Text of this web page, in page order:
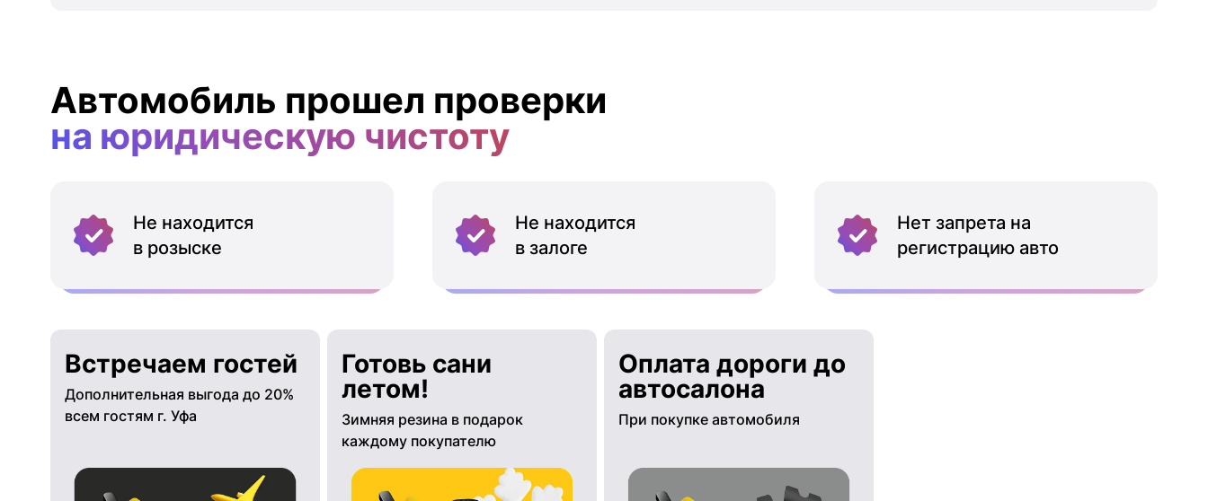
Автомобиль прошел проверки
на юридическую чистоту
Не находится
в розыске
Не находится
в залоге
Нет запрета на
регистрацию авто
Встречаем гостей
Дополнительная выгода до 20%
всем гостям г. Уфа
Готовь сани
летом!
Зимняя резина в подарок
каждому покупателю
Оплата дороги до
автосалона
При покупке автомобиля